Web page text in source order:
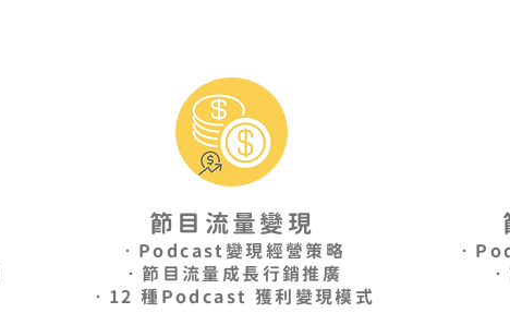
節目流量變現
•Podcast變現經營策略
•節目流量成長行銷推廣
•12 種Podcast 獲利變現模式